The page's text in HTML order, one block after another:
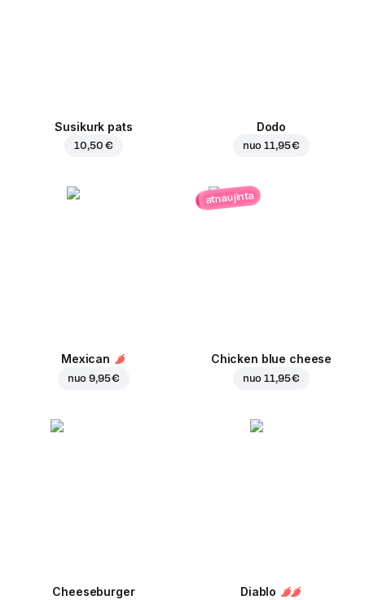
Susikurk pats
10,50 €
Dodo
nuo11,95 €
Mexican
nuo9,95 €
atnaujinta
Chicken blue cheese
nuo11,95 €
Cheeseburger Diablo